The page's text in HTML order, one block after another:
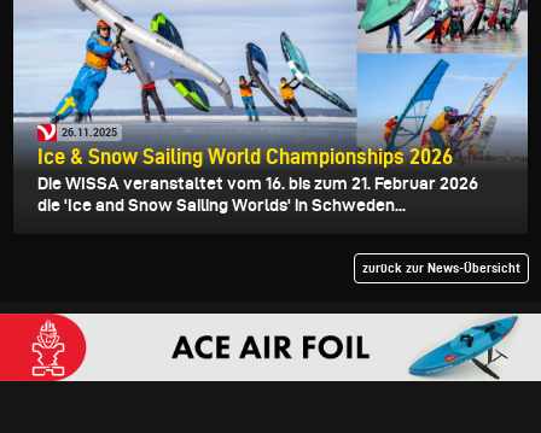
26.11.2025
Ice & Snow Sailing World Championships 2026
Die WISSA veranstaltet vom 16. bis zum 21. Februar 2026
die 'Ice and Snow Sailing Worlds' in Schweden...
zurück zur News-Übersicht